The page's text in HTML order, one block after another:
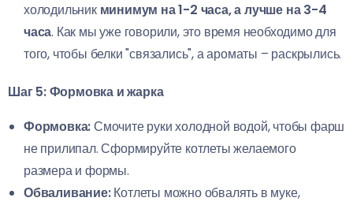
холодильник минимум на 1-2 часа, а лучше на 3-4
часа. Как мы уже говорили, это время необходимо для
того, чтобы белки "связались", а ароматы – раскрылись.
Шаг 5: Формовка и жарка
Формовка:Смочите руки холодной водой, чтобы фарш
не прилипал. Сформируйте котлеты желаемого
размера и формы.
Обваливание:Котлеты можно обвалять в муке,